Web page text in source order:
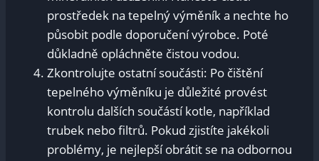
prostředek na tepelný výměník a nechte ho
působit podle doporučení výrobce. Poté
důkladně opláchněte čistou vodou.
Zkontrolujte ostatní součásti: Po čištění
tepelného výměníku je důležité provést
kontrolu dalších součástí kotle, například
trubek nebo filtrů. Pokud zjistíte jakékoli
problémy, je nejlepší obrátit se na odbornou